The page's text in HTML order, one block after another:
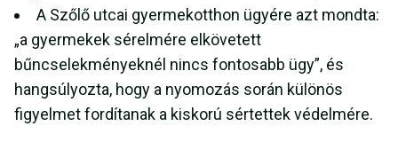
A Szőlő utcai gyermekotthon ügyére azt mondta:
„a gyermekek sérelmére elkövetett
bűncselekményeknél nincs fontosabb ügy”, és
hangsúlyozta, hogy a nyomozás során különös
figyelmet fordítanak a kiskorú sértettek védelmére.